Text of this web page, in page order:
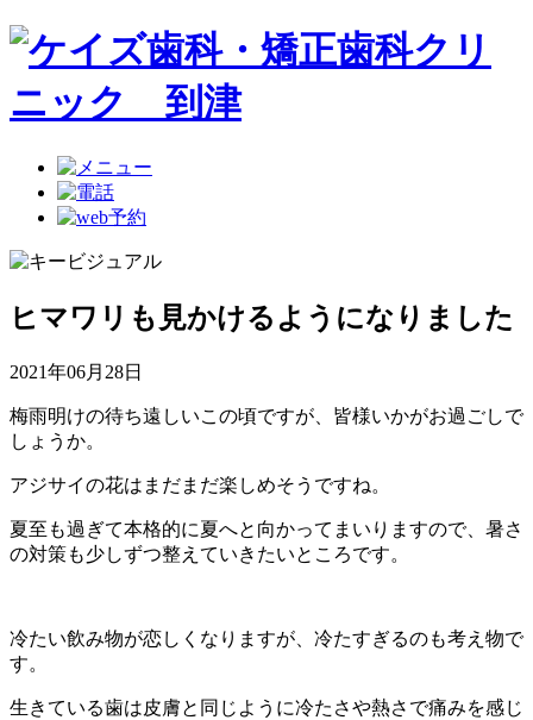
ヒマワリも見かけるようになりました
2021年06月28日
梅雨明けの待ち遠しいこの頃ですが、皆様いかがお過ごしで
しょうか。
アジサイの花はまだまだ楽しめそうですね。
夏至も過ぎて本格的に夏へと向かってまいりますので、暑さ
の対策も少しずつ整えていきたいところです。
冷たい飲み物が恋しくなりますが、冷たすぎるのも考え物で
す。
生きている歯は皮膚と同じように冷たさや熱さで痛みを感じ